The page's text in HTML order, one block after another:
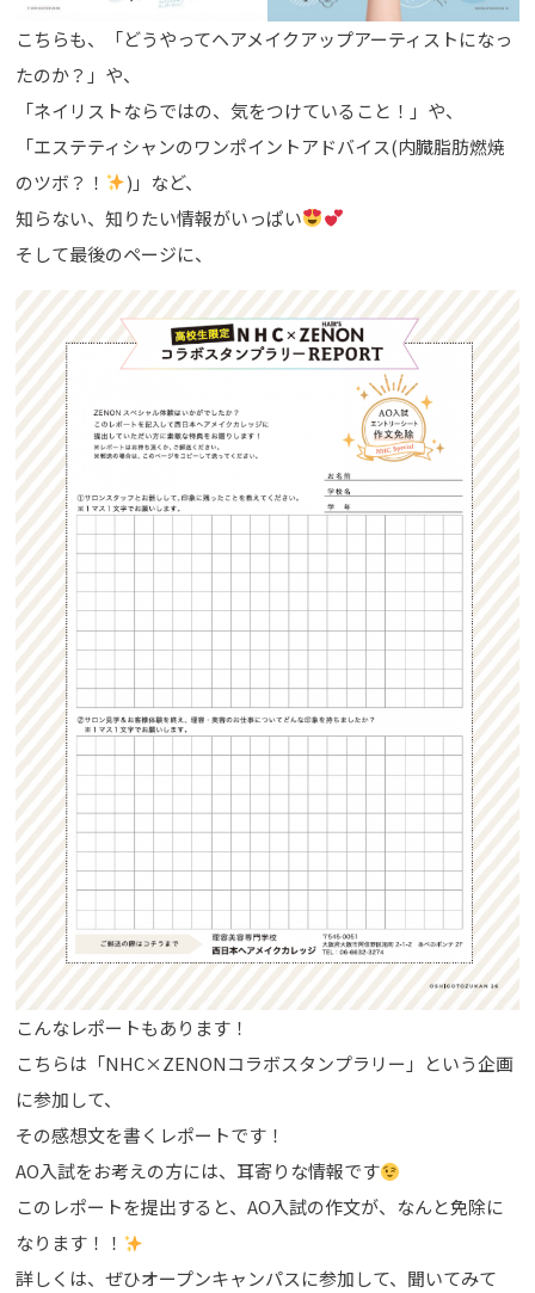
こちらも、「どうやってヘアメイクアップアーティストになっ
たのか？」や、
「ネイリストならではの、気をつけていること！」や、
「エステティシャンのワンポイントアドバイス(内臓脂肪燃焼
のツボ？！
)」など、
知らない、知りたい情報がいっぱい
そして最後のページに、
こんなレポートもあります！
こちらは「NHC×ZENONコラボスタンプラリー」という企画
に参加して、
その感想文を書くレポートです！
AO入試をお考えの方には、耳寄りな情報です
このレポートを提出すると、AO入試の作文が、なんと免除に
なります！！
詳しくは、ぜひオープンキャンパスに参加して、聞いてみて